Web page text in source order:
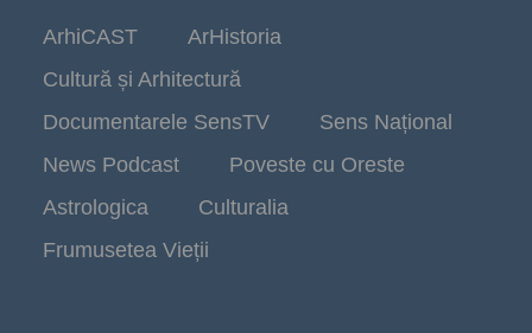
ArhiCAST
ArHistoria
Cultură și Arhitectură
Documentarele SensTV
Sens Național
News Podcast
Poveste cu Oreste
Astrologica
Culturalia
Frumusetea Vieții